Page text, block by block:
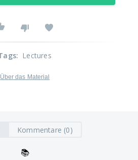
: Lectures
Über das Material
Kommentare (0)
📚